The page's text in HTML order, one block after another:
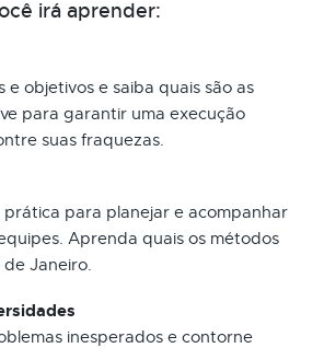
irá aprender:
e objetivos e saiba quais são as
para garantir uma execução
suas fraquezas.
prática para planejar e acompanhar
Aprenda quais os métodos
de Janeiro.
inesperados e contorne